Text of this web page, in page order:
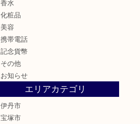
香水
化粧品
美容
携帯電話
記念貨幣
その他
お知らせ
エリアカテゴリ
伊丹市
宝塚市